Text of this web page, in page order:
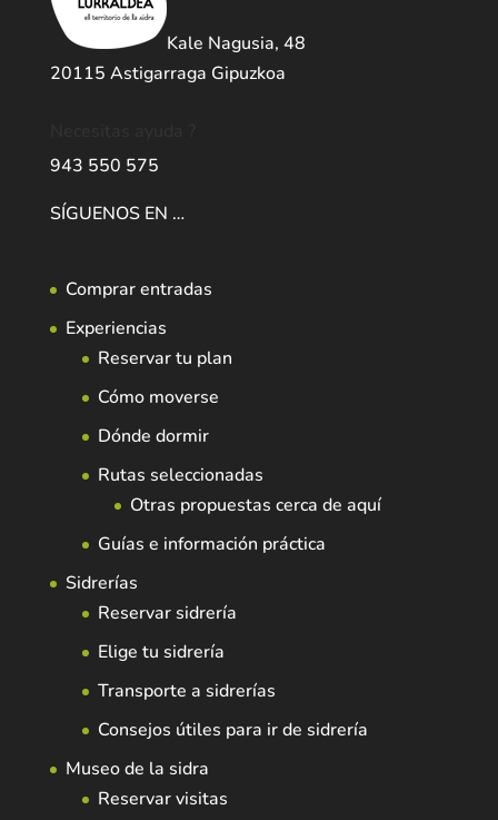
Kale Nagusia, 48
20115 Astigarraga Gipuzkoa
943 550 575
SÍGUENOS EN …
Comprar entradas
Experiencias
Reservar tu plan
Cómo moverse
Dónde dormir
Rutas seleccionadas
Otras propuestas cerca de aquí
Guías e información práctica
Sidrerías
Reservar sidrería
Elige tu sidrería
Transporte a sidrerías
Consejos útiles para ir de sidrería
Museo de la sidra
Reservar visitas